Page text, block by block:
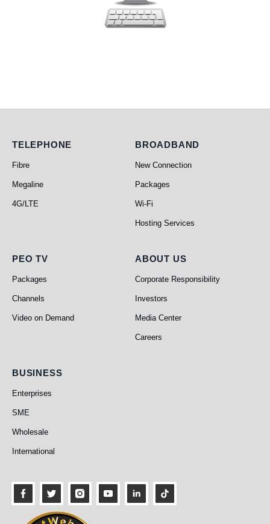
Telephone
TELEPHONE
Fibre
Megaline
4G/LTE
Broadband
BROADBAND
New Connection
Packages
Wi-Fi
Hosting Services
PEO TV
PEO TV
Packages
Channels
Video on Demand
About Us
ABOUT US
Corporate Responsibility
Investors
Media Center
Careers
Business
BUSINESS
Enterprises
SME
Wholesale
International